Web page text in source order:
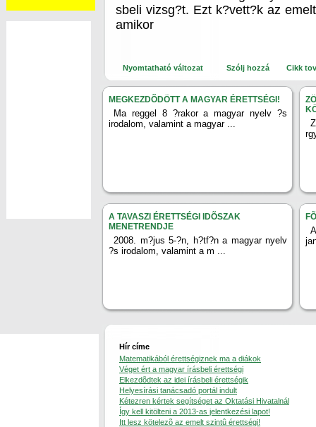
sbeli vizsg?t. Ezt k?vett?k az
amikor
Nyomtatható változat Szólj hozzá Cikk
MEGKEZDÕDÖTT A MAGYAR ÉRETTSÉGI!
Ma reggel 8 ?rakor a magyar nyelv ?s
irodalom, valamint a magyar ...
A TAVASZI ÉRETTSÉGI IDÕSZAK
MENETRENDJE
2008. m?jus 5-?n, h?tf?n a magyar nyelv
?s irodalom, valamint a m ...
Hír címe
Matematikából érettségiznek ma a diákok
Véget ért a magyar írásbeli érettségi
Elkezdõdtek az idei írásbeli érettségik
Helyesírási tanácsadó portál indult
Kétezren kértek segítséget az Oktatási Hivatalnál
Így kell kitölteni a 2013-as jelentkezési lapot!
Itt lesz kötelezõ az emelt szintû érettségi!